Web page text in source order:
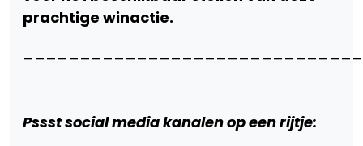
prachtige winactie.
Pssst social media kanalen op een rijtje: